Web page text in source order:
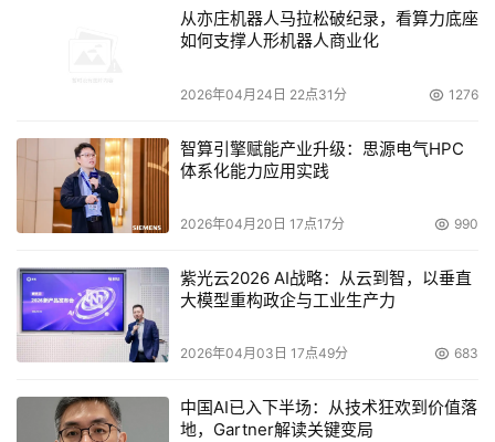
就通过衍生式设计获得洞察。”OMA公司BIM部门主管Alex
得我们的团队能够在测试设计逻辑的同时，还能优化可制造
以下是在Revit软件中衍生式设计的主要可定制化用例：
三箱体量 （Three Box Massing）：建立简单的体量模型
窗户视野最大化 （Maximize Window Views）：评估房间
内任意位置看到室外视野的质量。
工作空间布局（Workspace Layout）：根据用户选择的标
准，对房间中办公桌的位置进行优化。
从亦庄机器人马拉松破纪录，看算力底座
如何支撑人形机器人商业化
2026年04月24日 22点31分 1276
智算引擎赋能产业升级：思源电气HPC
体系化能力应用实践
2026年04月20日 17点17分 990
紫光云2026 AI战略：从云到智，以垂直
大模型重构政企与工业生产力
2026年04月03日 17点49分 683
中国AI已入下半场：从技术狂欢到价值落
地，Gartner解读关键变局